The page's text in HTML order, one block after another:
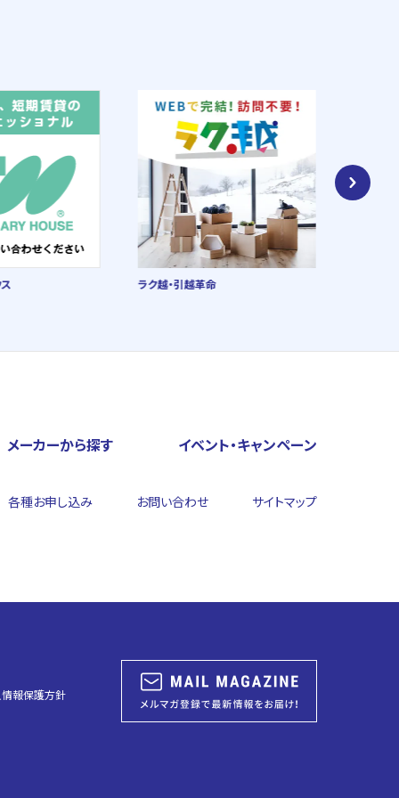
ラク越・引越革命
メーカーから探す イベント・キャンペーン
各種お申し込み お問い合わせ サイトマップ
報保護方針